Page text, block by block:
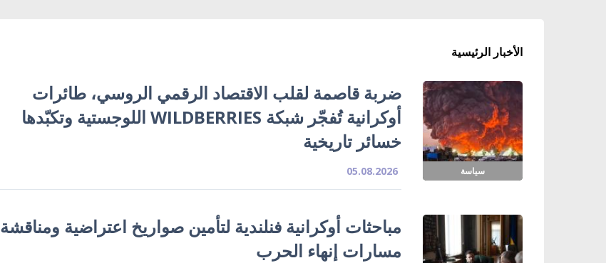
الأخبار الرئيسية
سياسة
ضربة قاصمة لقلب الاقتصاد الرقمي الروسي، طائرات
أوكرانية تُفجّر شبكة WILDBERRIES اللوجستية وتكبّدها
خسائر تاريخية
05.08.2026
مباحثات أوكرانية فنلندية لتأمين صواريخ اعتراضية ومناقشة
مسارات إنهاء الحرب